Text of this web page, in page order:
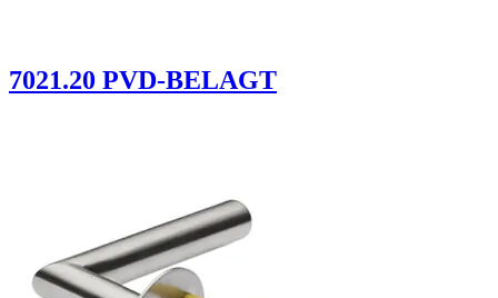
7021.20 PVD-BELAGT